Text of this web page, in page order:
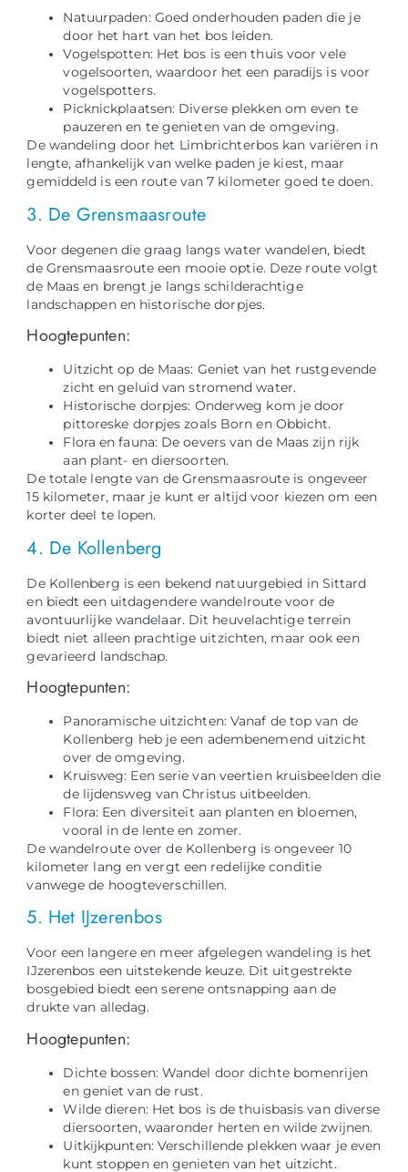
Natuurpaden: Goed onderhouden paden die je
door het hart van het bos leiden.
Vogelspotten: Het bos is een thuis voor vele
vogelsoorten, waardoor het een paradijs is voor
vogelspotters.
Picknickplaatsen: Diverse plekken om even te
pauzeren en te genieten van de omgeving.
De wandeling door het Limbrichterbos kan variëren in
lengte, afhankelijk van welke paden je kiest, maar
gemiddeld is een route van 7 kilometer goed te doen.
3. De Grensmaasroute
Voor degenen die graag langs water wandelen, biedt
de Grensmaasroute een mooie optie. Deze route volgt
de Maas en brengt je langs schilderachtige
landschappen en historische dorpjes.
Hoogtepunten:
Uitzicht op de Maas: Geniet van het rustgevende
zicht en geluid van stromend water.
Historische dorpjes: Onderweg kom je door
pittoreske dorpjes zoals Born en Obbicht.
Flora en fauna: De oevers van de Maas zijn rijk
aan plant- en diersoorten.
De totale lengte van de Grensmaasroute is ongeveer
15 kilometer, maar je kunt er altijd voor kiezen om een
korter deel te lopen.
4. De Kollenberg
De Kollenberg is een bekend natuurgebied in Sittard
en biedt een uitdagendere wandelroute voor de
avontuurlijke wandelaar. Dit heuvelachtige terrein
biedt niet alleen prachtige uitzichten, maar ook een
gevarieerd landschap.
Hoogtepunten:
Panoramische uitzichten: Vanaf de top van de
Kollenberg heb je een adembenemend uitzicht
over de omgeving.
Kruisweg: Een serie van veertien kruisbeelden die
de lijdensweg van Christus uitbeelden.
Flora: Een diversiteit aan planten en bloemen,
vooral in de lente en zomer.
De wandelroute over de Kollenberg is ongeveer 10
kilometer lang en vergt een redelijke conditie
vanwege de hoogteverschillen.
5. Het IJzerenbos
Voor een langere en meer afgelegen wandeling is het
IJzerenbos een uitstekende keuze. Dit uitgestrekte
bosgebied biedt een serene ontsnapping aan de
drukte van alledag.
Hoogtepunten:
Dichte bossen: Wandel door dichte bomenrijen
en geniet van de rust.
Wilde dieren: Het bos is de thuisbasis van diverse
diersoorten, waaronder herten en wilde zwijnen.
Uitkijkpunten: Verschillende plekken waar je even
kunt stoppen en genieten van het uitzicht.